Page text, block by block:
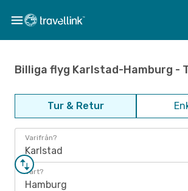
Billiga flyg Karlstad-Hamburg -
Tur & Retur
Varifrån?
Karlstad
Vart?
Hamburg